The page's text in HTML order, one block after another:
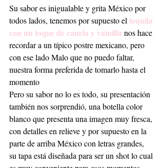
Su sabor es inigualable y grita México por
todos lados, tenemos por supuesto el tequila
con un toque de canela y vainilla nos hace
recordar a un típico postre mexicano, pero
con ese lado Malo que no puedo faltar,
nuestra forma preferida de tomarlo hasta el
momento
Pero su sabor no lo es todo, su presentación
también nos sorprendió, una botella color
blanco que presenta una imagen muy fresca,
con detalles en relieve y por supuesto en la
parte de arriba México con letras grandes,
su tapa está diseñada para ser un shot lo cual